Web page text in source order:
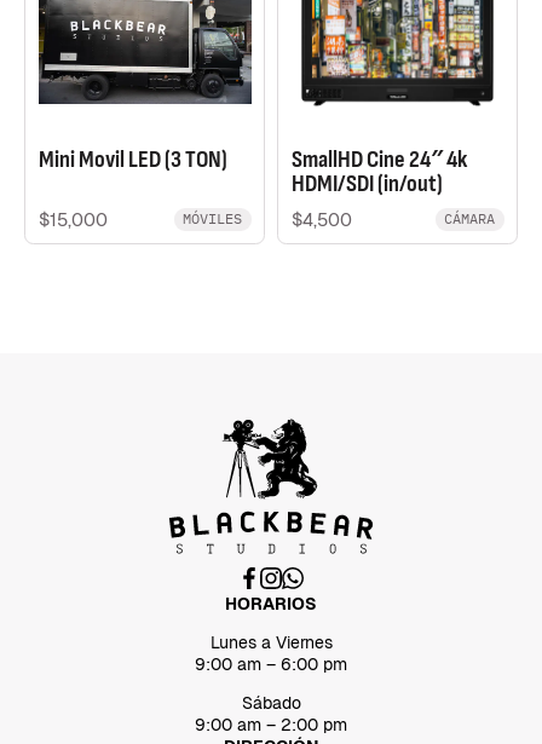
Mini Movil LED (3 TON)
$15,000 MÓVILES
SmallHD Cine 24″ 4k
HDMI/SDI (in/out)
$4,500 CÁMARA
HORARIOS
Lunes a Viernes
9:00 am – 6:00 pm
Sábado
9:00 am – 2:00 pm